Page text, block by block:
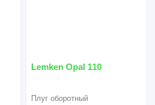
Lemken Opal 110
Плуг оборотный